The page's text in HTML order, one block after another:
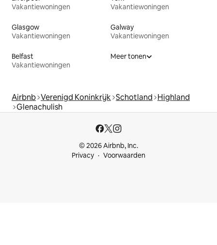
Vakantiewoningen
Vakantiewoningen
Glasgow
Vakantiewoningen
Galway
Vakantiewoningen
Belfast
Vakantiewoningen
Meer tonen
Airbnb Verenigd Koninkrijk Schotland Highland
Glenachulish
© 2026 Airbnb, Inc.
Privacy
Voorwaarden